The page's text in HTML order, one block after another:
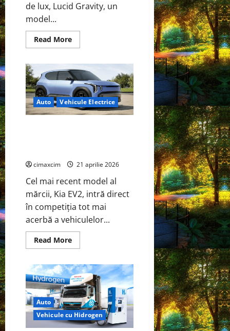
de lux, Lucid Gravity, un
model...
Read MoreRead
more
SUV-
ului
electric
Lucid
Gravity
schimbă
regulile
jocului
Auto Vehicule Electrice
cimaxcim 21 aprilie 2026
Cel mai recent model al
mărcii, Kia EV2, intră direct
în competiția tot mai
acerbă a vehiculelor...
Read MoreRead
more
EV2
–
Noul
crossover
electric
urban
cu
autonomie
mare
Auto
Vehicule cu Hidrogen